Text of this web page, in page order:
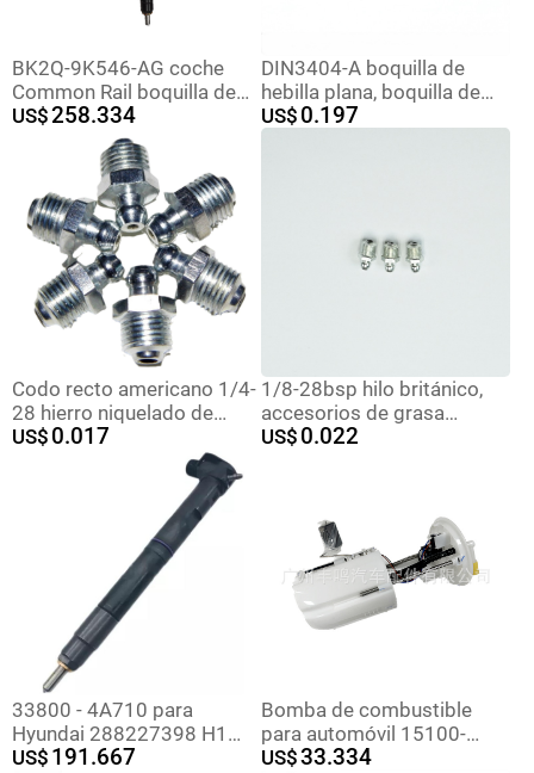
BK2Q-9K546-AG coche
Common Rail boquilla de
inyección de combustible
adecuado para Ford
inyector de combustible
US$258.334
DIN3404-A boquilla de
hebilla plana, boquilla de
grasa de herramienta
US$ 0.197
Codo recto americano 1/4-
28 hierro niquelado de
acero al carbono boquilla
recta de acero inoxidable
Boquilla de grasa de
US$ 0.017
1/8-28bsp hilo británico,
accesorios de grasa
lubricante, pistola de grasa
US$ 0.022
33800 - 4A710 para
Hyundai 288227398 H1
H300 I800 H100 Stare
US$ 191.667
Bomba de combustible
para automóvil 15100-
60K01 es adecuada para la
US$33.334